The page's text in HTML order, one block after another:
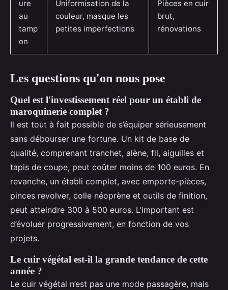
ure
au
tamp
on
Uniformisation de la
couleur, masque les
petites imperfections
Pièces en cuir
brut,
rénovations
Les questions qu'on nous pose
Quel est l'investissement réel pour un établi de
maroquinerie complet ?
Il est tout à fait possible de s’équiper sérieusement
sans débourser une fortune. Un kit de base de
qualité, comprenant tranchet, alène, fil, aiguilles et
tapis de coupe, peut coûter moins de 100 euros. En
revanche, un établi complet, avec emporte-pièces,
pinces revolver, colle néoprène et outils de finition,
peut atteindre 300 à 500 euros. L’important est
d’évoluer progressivement, en fonction de vos
projets.
Le cuir végétal est-il la grande tendance de cette
année ?
Le cuir végétal n’est pas une mode passagère, mais